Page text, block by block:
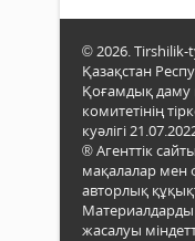
© 2026. Tirshilik-
Қазақстан
Қоғамдық даму
комитетінің
куәлігі
® Агенттік
мақалалар мен
авторлық
Материалдарды
жасалуы